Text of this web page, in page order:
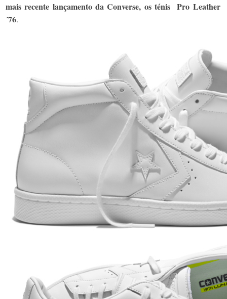
mais recente lançamento da Converse, os ténis Pro Leather
´76.